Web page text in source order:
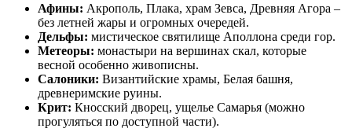
Афины: Акрополь, Плака, храм Зевса, Древняя Агора –
без летней жары и огромных очередей.
Дельфы: мистическое святилище Аполлона среди гор.
Метеоры: монастыри на вершинах скал, которые
весной особенно живописны.
Салоники: Византийские храмы, Белая башня,
древнеримские руины.
Крит: Кносский дворец, ущелье Самарья (можно
прогуляться по доступной части).